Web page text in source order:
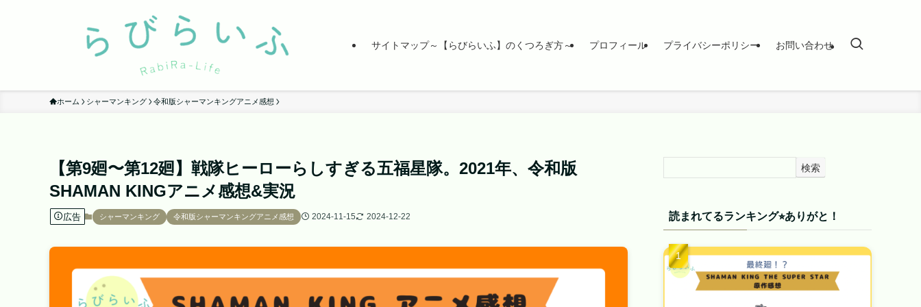
サイトマップ～【らびらいふ】のくつろぎ方～ プロフィール プライバシーポリシー お問い合わせ
ホーム シャーマンキング 令和版シャーマンキングアニメ感想
【第9廻〜第12廻】戦隊ヒーローらしすぎる五福星隊。2021年、令和版
SHAMAN KINGアニメ感想&実況
広告 シャーマンキング 令和版シャーマンキングアニメ感想 2024-11-15 2024-12-22
検索
読まれてるランキング⭐︎ありがと！